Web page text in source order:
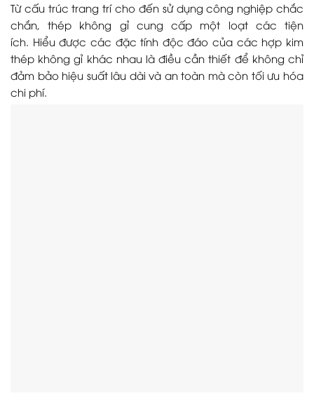
Từ cấu trúc trang trí cho đến sử dụng công nghiệp chắc
chắn, thép không gỉ cung cấp một loạt các tiện
ích. Hiểu được các đặc tính độc đáo của các hợp kim
thép không gỉ khác nhau là điều cần thiết để không chỉ
đảm bảo hiệu suất lâu dài và an toàn mà còn tối ưu hóa
chi phí.